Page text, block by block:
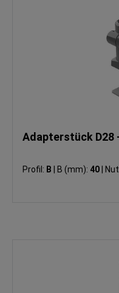
Adapterstück D28
Profil: B B (mm): 40